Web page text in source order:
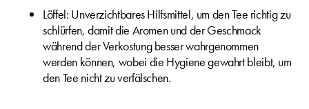
Löffel: Unverzichtbares Hilfsmittel, um den Tee richtig zu
schlürfen, damit die Aromen und der Geschmack
während der Verkostung besser wahrgenommen
werden können, wobei die Hygiene gewahrt bleibt, um
den Tee nicht zu verfälschen.